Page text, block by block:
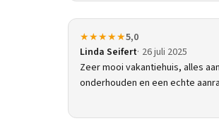
★★★★★5,0
Linda Seifert 26 juli 2025
Zeer mooi vakantiehuis, alles
onderhouden en een echte